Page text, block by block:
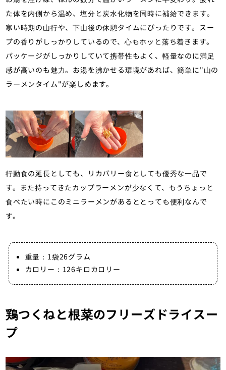
た体を内側から温め、塩分と炭水化物を同時に補給できます。
寒い時期の山行や、下山後の休憩タイムにぴったりです。スー
プの香りがしっかりしているので、心もホッと落ち着きます。
パッケージがしっかりしていて携帯性もよく、軽量なのに満足
感が高いのも魅力。お湯を沸かせる環境があれば、簡単に"山の
ラーメンタイム"が楽しめます。
行動食の延長としても、リカバリー食としても優秀な一品で
す。また持ってきたカップラーメンが少なくて、もうちょっと
食べたい時にこのミニラーメンがあるととっても便利なんで
す。
重量：1袋26グラム
カロリー：126キロカロリー
鶏つくねと根菜のフリーズドライスー
プ